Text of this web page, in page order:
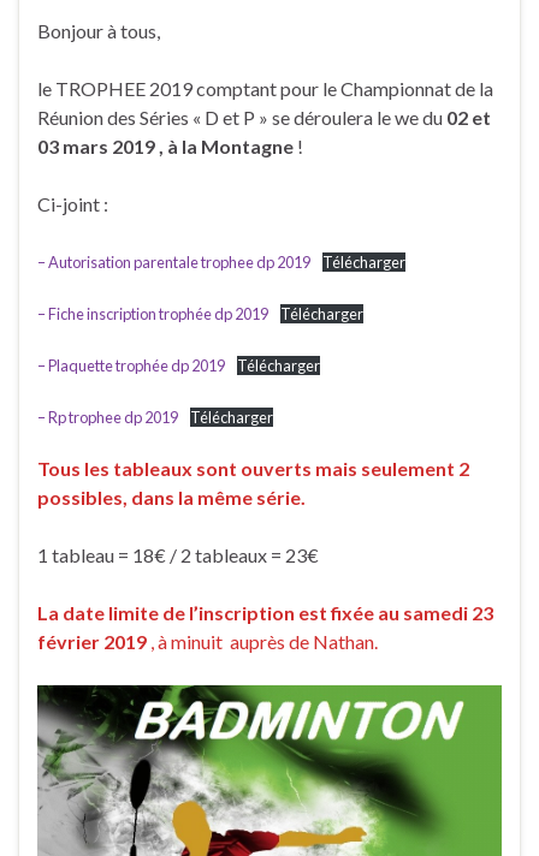
Bonjour à tous,
le TROPHEE 2019 comptant pour le Championnat de la
Réunion des Séries « D et P » se déroulera le we du 02 et
03 mars 2019 , à la Montagne !
Ci-joint :
– Autorisation parentale trophee dp 2019 Télécharger
– Fiche inscription trophée dp 2019 Télécharger
– Plaquette trophée dp 2019 Télécharger
– Rp trophee dp 2019 Télécharger
Tous les tableaux sont ouverts mais seulement 2
possibles, dans la même série.
1 tableau = 18€ / 2 tableaux = 23€
La date limite de l’inscription est fixée au samedi 23
février 2019 , à minuit auprès de Nathan.